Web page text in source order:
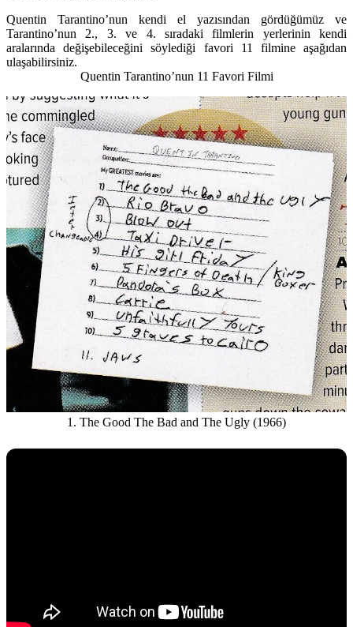
Quentin Tarantino’nun kendi el yazısından gördüğümüz ve
Tarantino’nun 2., 3. ve 4. sıradaki filmlerin yerlerinin kendi
aralarında değişebileceğini söylediği favori 11 filmine aşağıdan
ulaşabilirsiniz.
Quentin Tarantino’nun 11 Favori Filmi
1. The Good The Bad and The Ugly (1966)